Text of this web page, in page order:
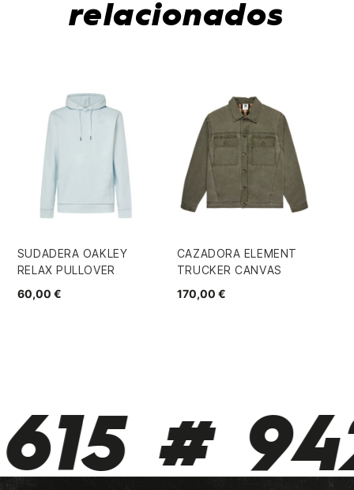
relacionados
SUDADERA OAKLEY
RELAX PULLOVER
60,00 €
CAZADORA ELEMENT
TRUCKER CANVAS
170,00 €
#